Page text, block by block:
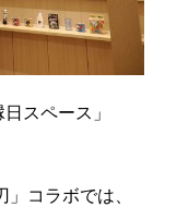
スペース」
コラボでは、